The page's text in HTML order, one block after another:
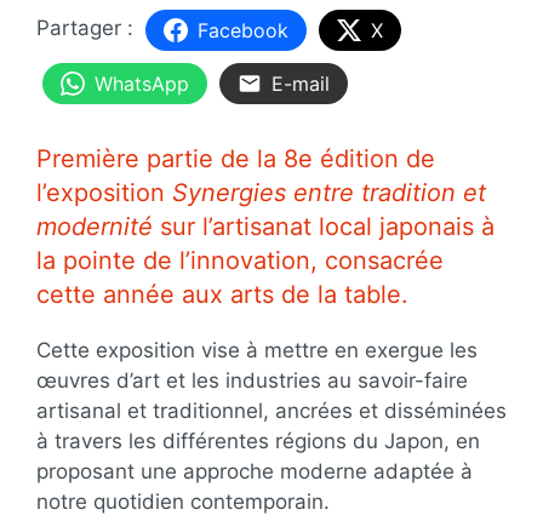
Facebook X
WhatsApp E-mail
Première partie de la 8e édition de
l’exposition Synergies entre tradition et
modernité sur l’artisanat local japonais à
la pointe de l’innovation, consacrée
cette année aux arts de la table.
Cette exposition vise à mettre en exergue les
œuvres d’art et les industries au savoir-faire
artisanal et traditionnel, ancrées et disséminées
à travers les différentes régions du Japon, en
proposant une approche moderne adaptée à
notre quotidien contemporain.